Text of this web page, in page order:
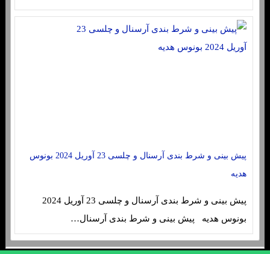
پیش بینی و شرط بندی آرسنال و چلسی 23 آوریل 2024 بونوس
هدیه
پیش بینی و شرط بندی آرسنال و چلسی 23 آوریل 2024
بونوس هدیه پیش بینی و شرط بندی آرسنال…